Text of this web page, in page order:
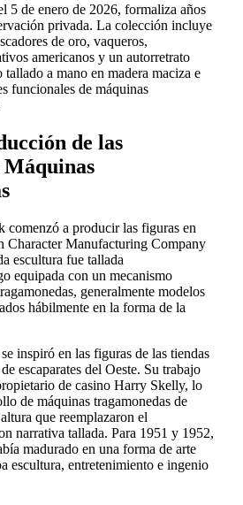
5 de enero de 2026, formaliza años
privada. La colección incluye
de oro, vaqueros,
americanos y un autorretrato
a mano en madera maciza e
funcionales de máquinas
de las
comenzó a producir las figuras en
Character Manufacturing Company
escultura fue tallada
equipada con un mecanismo
generalmente modelos
hábilmente en la forma de la
inspiró en las figuras de las tiendas
escaparates del Oeste. Su trabajo
de casino Harry Skelly, lo
de máquinas tragamonedas de
que reemplazaron el
narrativa tallada. Para 1951 y 1952,
madurado en una forma de arte
escultura, entretenimiento e ingenio